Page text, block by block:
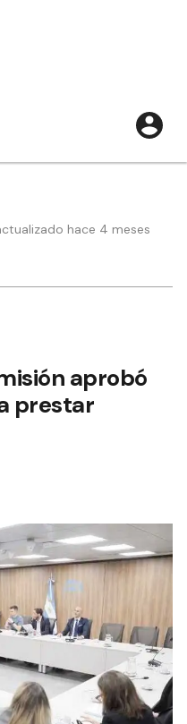
hace 4 meses
aprobó
prestar